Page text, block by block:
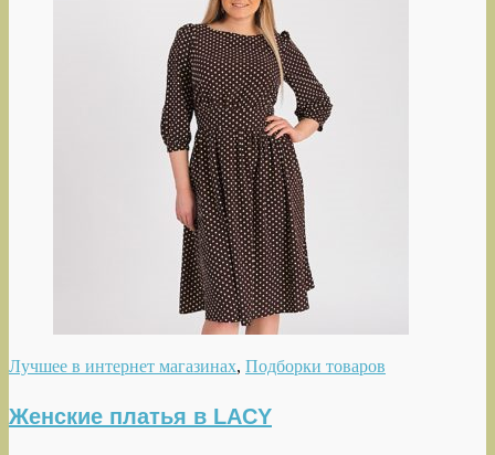
Лучшее в интернет магазинах, Подборки товаров
Женские платья в LACY